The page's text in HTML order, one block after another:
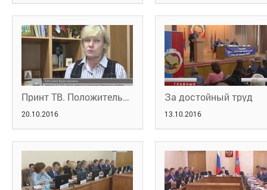
Принт ТВ. Положительная динамика
20.10.2016
За достойный труд
13.10.2016